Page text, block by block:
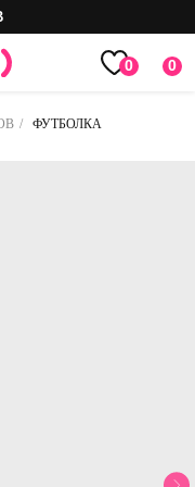
0
0
/ ФУТБОЛКА